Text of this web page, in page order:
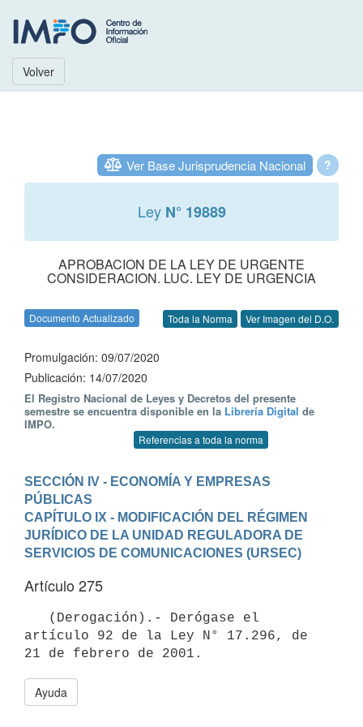
Volver
?
Ver Base Jurisprudencia Nacional
Ley N° 19889
APROBACION DE LA LEY DE URGENTE
CONSIDERACION. LUC. LEY DE URGENCIA
Documento Actualizado Toda la Norma Ver Imagen del D.O.
Promulgación: 09/07/2020
Publicación: 14/07/2020
El Registro Nacional de Leyes y Decretos del presente
semestre se encuentra disponible en la Librería Digital de
IMPO.
Referencias a toda la norma
SECCIÓN IV - ECONOMÍA Y EMPRESAS
PÚBLICAS
CAPÍTULO IX - MODIFICACIÓN DEL RÉGIMEN
JURÍDICO DE LA UNIDAD REGULADORA DE
SERVICIOS DE COMUNICACIONES (URSEC)
Artículo 275
artículo 92 de la Ley N° 17.296, de
21 de febrero de 2001.
Ayuda